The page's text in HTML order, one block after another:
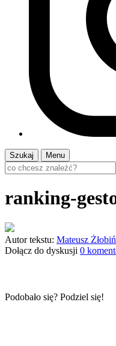
Szukaj
Menu
ranking-
Autor tekstu: Mateusz
Dołącz do dyskusji 0
Podobało się? Podziel się!